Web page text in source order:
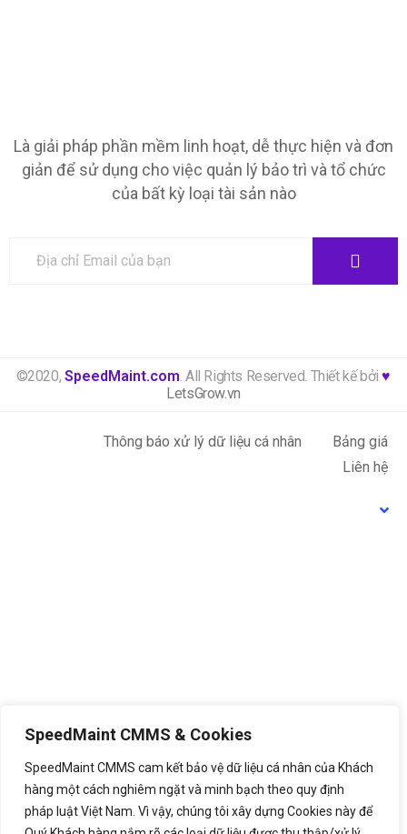
SpeedMaint CMMS & Cookies
SpeedMaint CMMS cam kết bảo vệ dữ liệu cá nhân của Khách
hàng một cách nghiêm ngặt và minh bạch theo quy định
pháp luật Việt Nam. Vì vậy, chúng tôi xây dựng Cookies này để
Là giải pháp phần mềm linh hoạt, dễ thực hiện và đơn
giản để sử dụng cho việc quản lý bảo trì và tổ chức
của bất kỳ loại tài sản nào
©2020, SpeedMaint.com. All Rights Reserved. Thiết kế bởi♥
LetsGrow.vn
Thông báo xử lý dữ liệu cá nhân
Bảng giá
Liên hệ